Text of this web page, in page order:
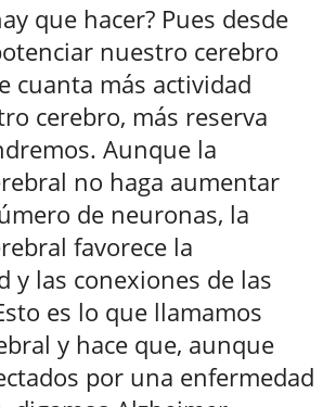
que hacer? Pues desde
nuestro cerebro
cuanta más actividad
cerebro, más reserva
Aunque la
no haga aumentar
de neuronas, la
favorece la
y las conexiones de las
es lo que llamamos
y hace que, aunque
por una enfermedad